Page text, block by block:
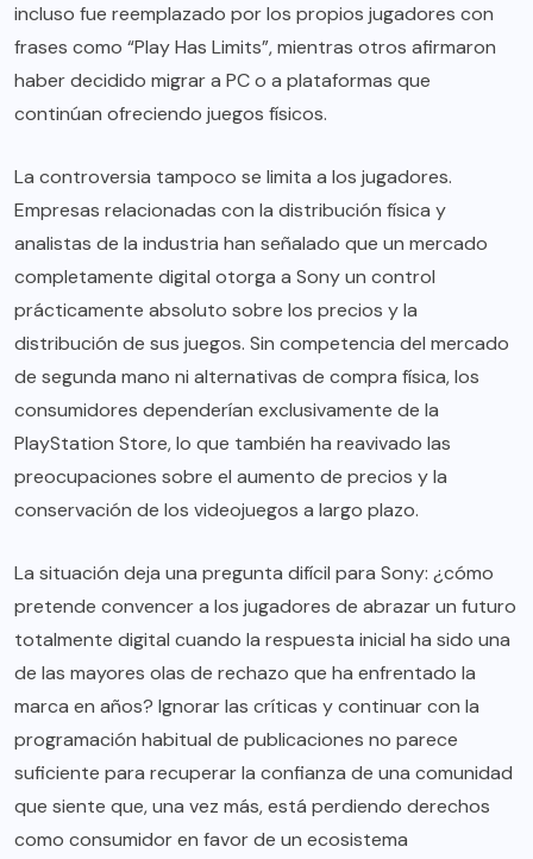
incluso fue reemplazado por los propios jugadores con
frases como “Play Has Limits”, mientras otros afirmaron
haber decidido migrar a PC o a plataformas que
continúan ofreciendo juegos físicos.
La controversia tampoco se limita a los jugadores.
Empresas relacionadas con la distribución física y
analistas de la industria han señalado que un mercado
completamente digital otorga a Sony un control
prácticamente absoluto sobre los precios y la
distribución de sus juegos. Sin competencia del mercado
de segunda mano ni alternativas de compra física, los
consumidores dependerían exclusivamente de la
PlayStation Store, lo que también ha reavivado las
preocupaciones sobre el aumento de precios y la
conservación de los videojuegos a largo plazo.
La situación deja una pregunta difícil para Sony: ¿cómo
pretende convencer a los jugadores de abrazar un futuro
totalmente digital cuando la respuesta inicial ha sido una
de las mayores olas de rechazo que ha enfrentado la
marca en años? Ignorar las críticas y continuar con la
programación habitual de publicaciones no parece
suficiente para recuperar la confianza de una comunidad
que siente que, una vez más, está perdiendo derechos
como consumidor en favor de un ecosistema